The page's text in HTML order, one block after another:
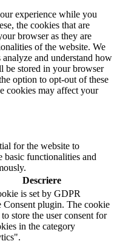
experience while you
the cookies that are
browser as they are
of the website. We
and understand how
be stored in your browser
option to opt-out of these
cookies may affect your
for the website to
basic functionalities and
Descriere
is set by GDPR
Consent plugin. The cookie
to store the user consent for
in the category